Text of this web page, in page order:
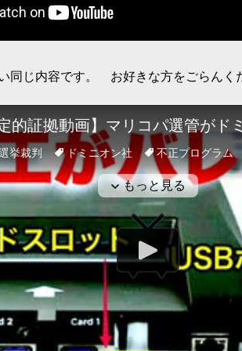
い同じ内容です。 お好きな方をごらんく